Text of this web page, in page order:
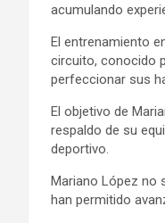
acumulando
El entrenamiento
circuito, conocido
perfeccionar sus
El objetivo de
respaldo de su
deportivo.
Mariano López no
han permitido